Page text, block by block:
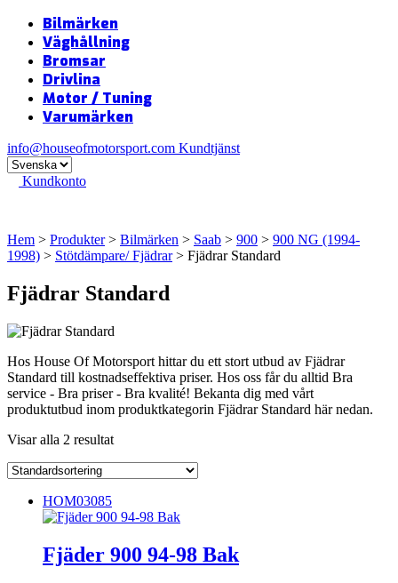
Bilmärken
Väghållning
Bromsar
Drivlina
Motor / Tuning
Varumärken
info@houseofmotorsport.com Kundtjänst
Kundkonto
Hem > Produkter> Bilmärken > Saab > 900 > 900 NG (1994-
1998) > Stötdämpare/ Fjädrar> Fjädrar Standard
Fjädrar Standard
Hos House Of Motorsport hittar du ett stort utbud av Fjädrar
Standard till kostnadseffektiva priser. Hos oss får du alltid Bra
service - Bra priser - Bra kvalité! Bekanta dig med vårt
produktutbud inom produktkategorin Fjädrar Standard här nedan.
Visar alla 2 resultat
HOM03085
Fjäder 900 94-98 Bak